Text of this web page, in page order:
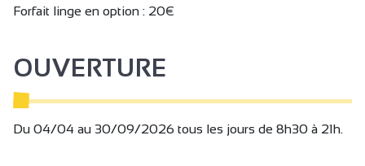
Forfait linge en option : 20€
OUVERTURE
Du 04/04 au 30/09/2026 tous les jours de 8h30 à 21h.